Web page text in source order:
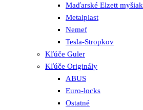
Maďarské Elzett myšiak
Metalplast
Nemef
Tesla-Stropkov
Kľúče Guler
Kľúče Originály
ABUS
Euro-locks
Ostatné